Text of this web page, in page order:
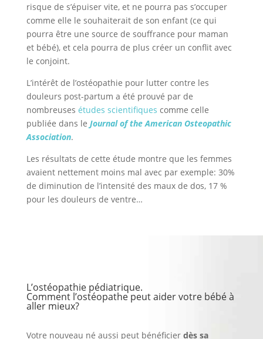
risque de s’épuiser vite, et ne pourra pas s’occuper
comme elle le souhaiterait de son enfant (ce qui
pourra être une source de souffrance pour maman
et bébé), et cela pourra de plus créer un conflit avec
le conjoint.
L’intérêt de l’ostéopathie pour lutter contre les
douleurs post-partum a été prouvé par de
nombreuses études scientifiques comme celle
publiée dans le Journal of the American Osteopathic
Association.
Les résultats de cette étude montre que les femmes
avaient nettement moins mal avec par exemple: 30%
de diminution de l’intensité des maux de dos, 17 %
pour les douleurs de ventre…
L’ostéopathie pédiatrique.
Comment l’ostéopathe peut aider votre bébé à
aller mieux?
Votre nouveau né aussi peut bénéficier dès sa